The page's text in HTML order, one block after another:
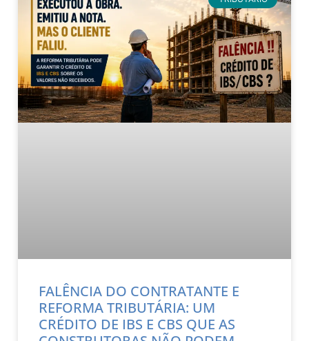
FALÊNCIA DO CONTRATANTE E
REFORMA TRIBUTÁRIA: UM
CRÉDITO DE IBS E CBS QUE AS